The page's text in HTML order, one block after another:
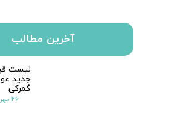
آخرین مطالب
لیست
جدید
گمرکی
۲۶ مهر ۰۴